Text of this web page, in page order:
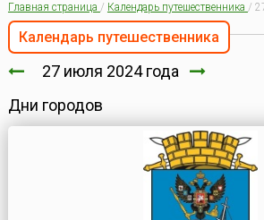
Главная страница / Календарь путешественника /
Календарь путешественника
27 июля 2024 года
Дни городов